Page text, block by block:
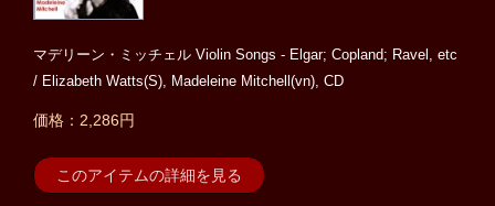
マデリーン・ミッチェル Violin Songs - Elgar; Copland; Ravel, etc
/ Elizabeth Watts(S), Madeleine Mitchell(vn), CD
価格：2,286円
このアイテムの詳細を見る